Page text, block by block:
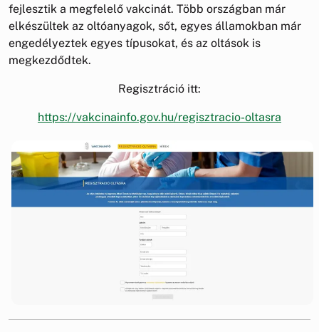
fejlesztik a megfelelő vakcinát. Több országban már
elkészültek az oltóanyagok, sőt, egyes államokban már
engedélyeztek egyes típusokat, és az oltások is
megkezdődtek.
Regisztráció itt:
https://vakcinainfo.gov.hu/regisztracio-oltasra